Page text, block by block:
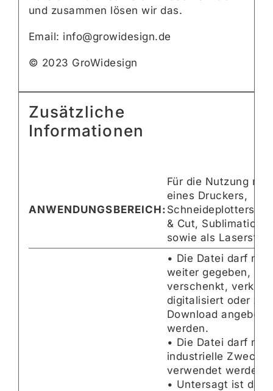
und zusammen lösen wir das.
Email: info@growidesign.de
© 2023 GroWidesign
Zusätzliche
Informationen
ANWENDUNGSBEREICH:
Für die Nutzung mit
eines Druckers,
Schneideplotters
& Cut,
sowie als
• Die Datei darf
weiter gegeben,
verschenkt,
digitalisiert oder
Download
werden.
• Die Datei darf
industrielle Zwecke
verwendet werden.
• Untersagt ist die